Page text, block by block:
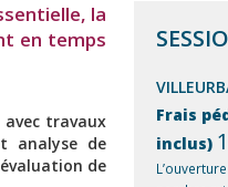
la
en temps
travaux
analyse de
de
Frais
inclus)